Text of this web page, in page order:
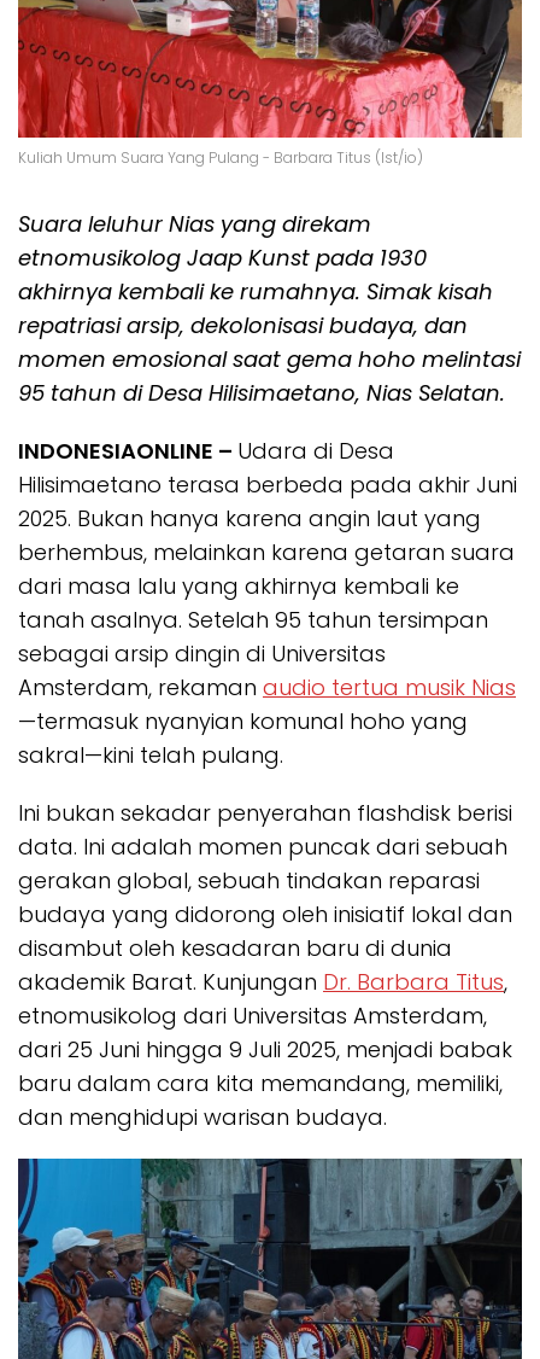
Kuliah Umum Suara Yang Pulang - Barbara Titus (Ist/io)
Suara leluhur Nias yang direkam
etnomusikolog Jaap Kunst pada 1930
akhirnya kembali ke rumahnya. Simak kisah
repatriasi arsip, dekolonisasi budaya, dan
momen emosional saat gema hoho melintasi
95 tahun di Desa Hilisimaetano, Nias Selatan.
INDONESIAONLINE – Udara di Desa
Hilisimaetano terasa berbeda pada akhir Juni
2025. Bukan hanya karena angin laut yang
berhembus, melainkan karena getaran suara
dari masa lalu yang akhirnya kembali ke
tanah asalnya. Setelah 95 tahun tersimpan
sebagai arsip dingin di Universitas
Amsterdam, rekaman audio tertua musik Nias
—termasuk nyanyian komunal hoho yang
sakral—kini telah pulang.
Ini bukan sekadar penyerahan flashdisk berisi
data. Ini adalah momen puncak dari sebuah
gerakan global, sebuah tindakan reparasi
budaya yang didorong oleh inisiatif lokal dan
disambut oleh kesadaran baru di dunia
akademik Barat. Kunjungan Dr. Barbara Titus,
etnomusikolog dari Universitas Amsterdam,
dari 25 Juni hingga 9 Juli 2025, menjadi babak
baru dalam cara kita memandang, memiliki,
dan menghidupi warisan budaya.